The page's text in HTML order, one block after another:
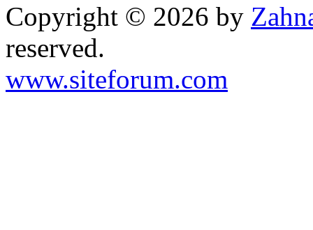
Copyright © 2026 by
reserved.
www.siteforum.com